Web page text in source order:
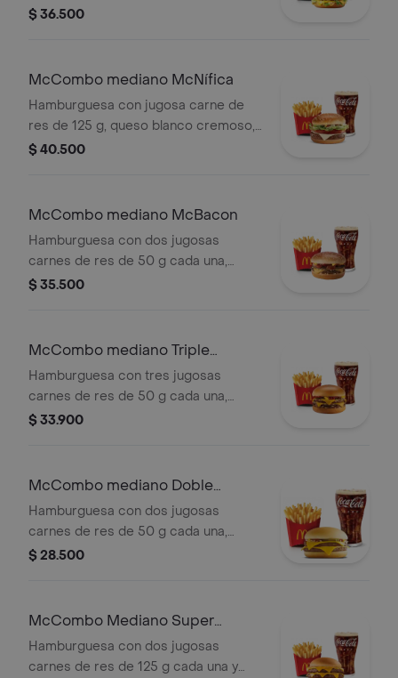
cebolla, lechuga fresca, pepinillos,
Mac™, en pan dorado con ajonjolí.
medianas y bebida mediana a
elección.
$ 36.500
McCombo mediano McNífica
Hamburguesa con jugosa carne de
res de 125 g, queso blanco cremoso,
cebolla, tomate fresco, lechuga, salsa
de papas fritas medianas y bebida
$ 40.500
McCombo mediano McBacon
Hamburguesa con dos jugosas
carnes de res de 50 g cada una,
tocineta ahumada, cebolla, queso
Acompañada de papas fritas
medianas y bebida mediana a
elección.
$ 35.500
McCombo mediano Triple
Hamburguesa con Queso
Hamburguesa con tres jugosas
carnes de res de 50 g cada una,
doble queso cheddar cremoso,
Acompañada de papas fritas
elección.
$ 33.900
McCombo mediano Doble
Hamburguesa con Queso
Hamburguesa con dos jugosas
carnes de res de 50 g cada una,
doble queso cheddar cremoso,
Acompañada de papas fritas
medianas y bebida mediana a
elección.
$ 28.500
McCombo Mediano Super
Cheddar Lover
Hamburguesa con dos jugosas
carnes de res de 125 g cada una y